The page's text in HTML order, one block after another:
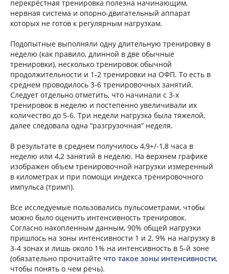
перекрёстная тренировка полезна начинающим,
нервная система и опорно-двигательный аппарат
которых не готов к регулярным нагрузкам.
Подопытные выполняли одну длительную тренировку в
неделю (как правило, длинной в две обычные
тренировки), несколько тренировок обычной
продолжительности и 1-2 тренировки на ОФП. То есть в
среднем проводилось 3-6 тренировочных занятий.
Следует отдельно отметить, что начинали с 3-х
тренировок в неделю и постепенно увеличивали их
количество до 5-6. Три недели нагрузка была тяжелой,
далее следовала одна “разгрузочная” неделя.
В результате в среднем получилось 4,9+/-1,8 часа в
неделю или 4,2 занятий в неделю. На верхнем графике
изображен объем тренировочной нагрузки измеренный
в километрах и при помощи индекса тренировочного
импульса (тримп).
Все исследуемые пользовались пульсометрами, чтобы
можно было оценить интенсивность тренировок.
Согласно накопленным данным, 90% общей нагрузки
пришлось на зоны интенсивности 1 и 2, 9% на нагрузку в
3-4 зонах и лишь около 1% на интенсивность в 5-й зоне
(обязательно прочитайте что такое зоны интенсивности,
чтобы понять о чем речь).